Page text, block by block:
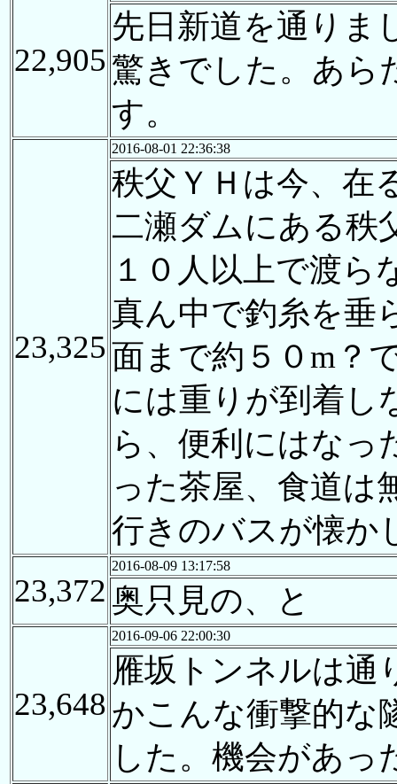
22,905
先日新道を通りま
驚きでした。あら
す。
23,325
2016-08-01 22:36:38
秩父ＹＨは今、在
二瀬ダムにある秩
１０人以上で渡ら
真ん中で釣糸を垂
面まで約５０m？
には重りが到着し
ら、便利にはなっ
った茶屋、食道は
行きのバスが懐
23,372
2016-08-09 13:17:58
奥只見の、と
23,648
2016-09-06 22:00:30
雁坂トンネルは通
かこんな衝撃的な
した。機会があっ